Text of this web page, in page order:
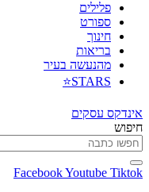
פלילים
ספורט
חינוך
בריאות
מהנעשה בעיר
STARS⭐
אינדקס עסקים
חיפוש
FacebookYoutube Tiktok